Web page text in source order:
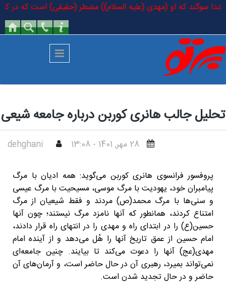
رفتن به محتوای اصلی
خدا سوگند که او (مهدی (علیه السلام)) مضطر (حقیقی) است که در
تحلیل جالب هانری کوربن درباره جامعه شیعی
28 مهر, 1401 - 13:08 dehghani
پروفسور فرانسوی هانری کوربن می‌گوید: همه ادیان با مرگ
پیامبران خود، یهودیت با مرگ موسی، مسیحیت با مرگ عیسی
و سنی‌ها با مرگ محمد(ص) مردند و فقط شیعیان از مرگ
امتناع کردند، همانطور که آنها نامزد مرگ نیستند؛ چون آنها
حسین(ع) را در ابتدای راه و مهدی را در انتهای راه قرار دادند،
امام حسین از عمق تاریخ آنها را هُل می‌دهد و از آینده امام
مهدی(عج) آنها را دعوت می‌کند تا بیایند. چنین جامعه‌ای
نمی‌تواند بمیرد، رهبری آن در حال حاضر است، و آرمان‌های آن
حاضر و در حال تجدید شدن است.